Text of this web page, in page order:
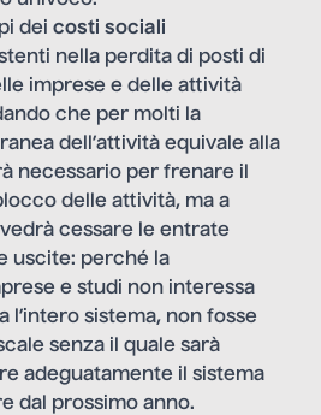
dei costi sociali
nella perdita di posti di
imprese e delle attività
che per molti la
dell’attività equivale alla
necessario per frenare il
delle attività, ma a
cessare le entrate
uscite: perché la
e studi non interessa
l’intero sistema, non fosse
senza il quale sarà
adeguatamente il sistema
dal prossimo anno.